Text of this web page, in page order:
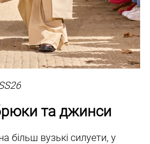
та джинси
більш вузькі силуети, у